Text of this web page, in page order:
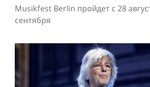
Musikfest Berlin пройдет с 28
сентября